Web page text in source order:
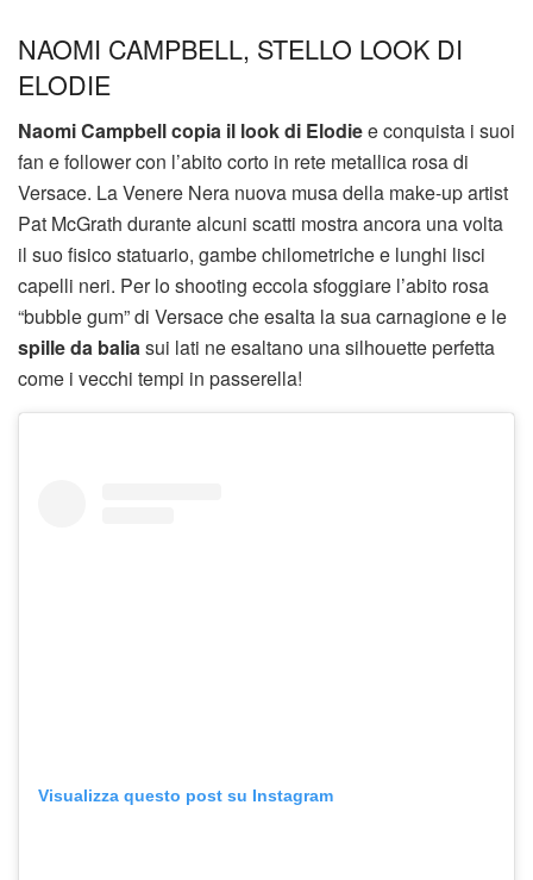
NAOMI CAMPBELL, STELLO LOOK DI
ELODIE
Naomi Campbell copia il look di Elodiee conquista i suoi
fan e follower con l’abito corto in rete metallica rosa di
Versace. La Venere Nera nuova musa della make-up artist
Pat McGrath durante alcuni scatti mostra ancora una volta
il suo fisico statuario, gambe chilometriche e lunghi lisci
capelli neri. Per lo shooting eccola sfoggiare l’abito rosa
“bubble gum” di Versace che esalta la sua carnagione e le
spille da baliasui lati ne esaltano una silhouette perfetta
come i vecchi tempi in passerella!
Visualizza questo post su Instagram